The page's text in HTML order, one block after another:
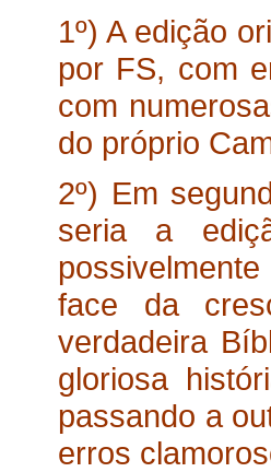
1º) A edição
por FS, com
com
do próprio
2º) Em
seria a
face da
verdadeira
gloriosa
passando a
erros